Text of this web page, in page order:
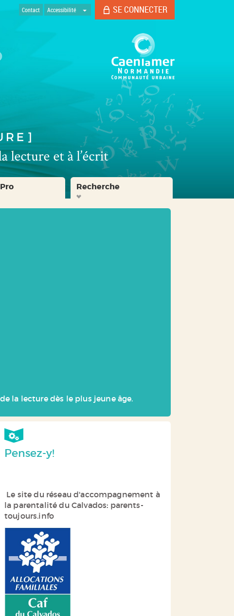
Contact Accessibilité SE CONNECTER
Recherche
la lecture dès le plus jeune âge.
Pensez-y!
Le site du réseau d'accompagnement à
la parentalité du Calvados: parents-
toujours.info